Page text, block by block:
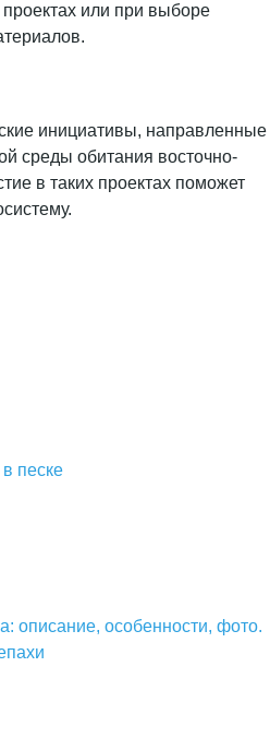
проектах или при выборе
инициативы, направленные
среды обитания восточно-
в таких проектах поможет
песке
описание, особенности, фото.